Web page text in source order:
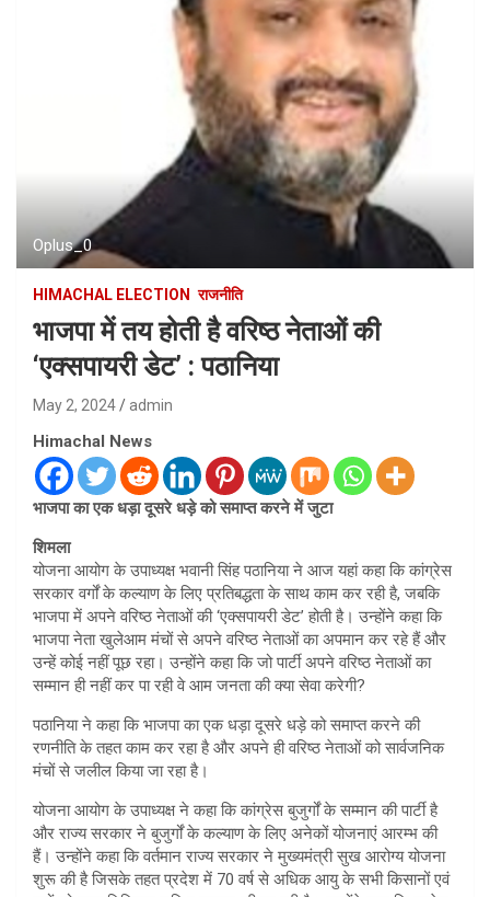
Oplus_0
HIMACHAL ELECTION राजनीति
भाजपा में तय होती है वरिष्ठ नेताओं की
‘एक्सपायरी डेट’ : पठानिया
May 2, 2024 admin
Himachal News
भाजपा का एक धड़ा दूसरे धड़े को समाप्त करने में जुटा
शिमला
योजना आयोग के उपाध्यक्ष भवानी सिंह पठानिया ने आज यहां कहा कि कांग्रेस
सरकार वर्गों के कल्याण के लिए प्रतिबद्धता के साथ काम कर रही है, जबकि
भाजपा में अपने वरिष्ठ नेताओं की ‘एक्सपायरी डेट’ होती है। उन्होंने कहा कि
भाजपा नेता खुलेआम मंचों से अपने वरिष्ठ नेताओं का अपमान कर रहे हैं और
उन्हें कोई नहीं पूछ रहा। उन्होंने कहा कि जो पार्टी अपने वरिष्ठ नेताओं का
सम्मान ही नहीं कर पा रही वे आम जनता की क्या सेवा करेगी?
पठानिया ने कहा कि भाजपा का एक धड़ा दूसरे धड़े को समाप्त करने की
रणनीति के तहत काम कर रहा है और अपने ही वरिष्ठ नेताओं को सार्वजनिक
मंचों से जलील किया जा रहा है।
योजना आयोग के उपाध्यक्ष ने कहा कि कांग्रेस बुजुर्गों के सम्मान की पार्टी है
और राज्य सरकार ने बुजुर्गों के कल्याण के लिए अनेकों योजनाएं आरम्भ की
हैं। उन्होंने कहा कि वर्तमान राज्य सरकार ने मुख्यमंत्री सुख आरोग्य योजना
शुरू की है जिसके तहत प्रदेश में 70 वर्ष से अधिक आयु के सभी किसानों एवं